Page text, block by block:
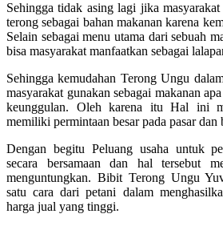
Sehingga tidak asing lagi jika
terong sebagai bahan makanan karena
Selain sebagai menu utama dari sebuah
bisa masyarakat manfaatkan sebagai
Sehingga kemudahan Terong Ungu
masyarakat gunakan sebagai makanan
keunggulan. Oleh karena itu Hal ini
memiliki permintaan besar pada pasar
Dengan begitu Peluang usaha untuk
secara bersamaan dan hal tersebut
menguntungkan. Bibit Terong Ungu
satu cara dari petani dalam
harga jual yang tinggi.